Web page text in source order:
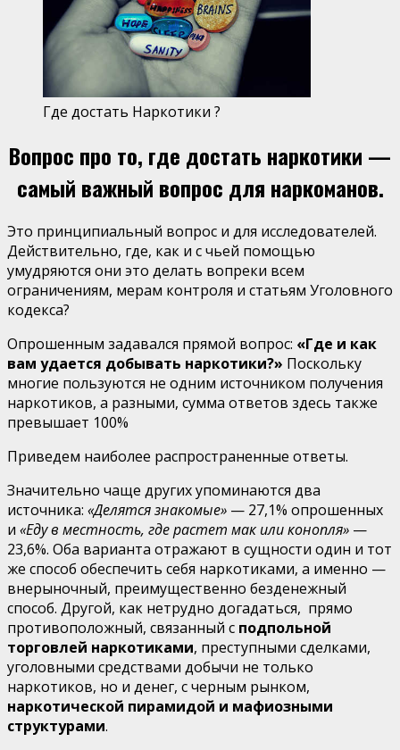
Где достать Наркотики ?
Вопрос про то, где достать наркотики —
самый важный вопрос для наркоманов.
Это принципиальный вопрос и для исследователей.
Действительно, где, как и с чьей помощью
умудряются они это делать вопреки всем
ограничениям, мерам контроля и статьям Уголовного
кодекса?
Опрошенным задавался прямой вопрос: «Где и как
вам удается добывать наркотики?» Поскольку
многие пользуют­ся не одним источником получения
наркотиков, а разными, сумма ответов здесь также
превышает 100%
Приведем наиболее распространенные ответы.
Значи­тельно чаще других упоминаются два
источника: «Делятся знакомые» — 27,1% опрошенных
и «Еду в местность, где растет мак или конопля» —
23,6%. Оба варианта отражают в сущности один и тот
же способ обеспечить себя наркоти­ками, а именно —
внерыночный, преимущественно безде­нежный
способ. Другой, как нетрудно догадаться, прямо
противоположный, связанный с подпольной
торговлей нар­котиками, преступными сделками,
уголовными средствами добычи не только
наркотиков, но и денег, с черным рынком,
наркотической пирамидой и мафиозными
структурами.